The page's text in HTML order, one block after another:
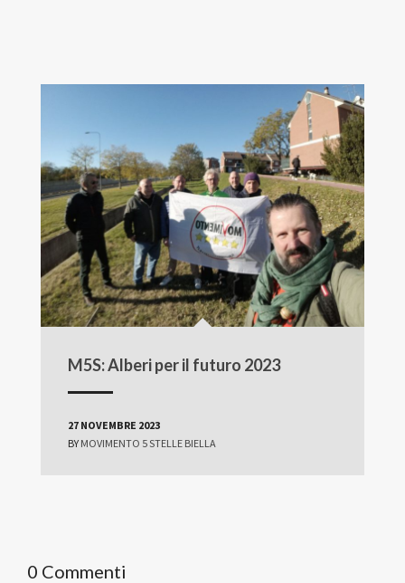
M5S: Alberi per il futuro 2023
27 NOVEMBRE 2023
BY MOVIMENTO 5 STELLE BIELLA
0 Commenti